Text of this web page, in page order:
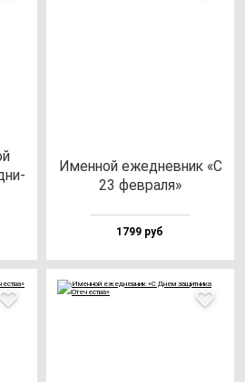
Имен­ной ежед­нев­ник «С
23 фев­ра­ля»
1799 руб